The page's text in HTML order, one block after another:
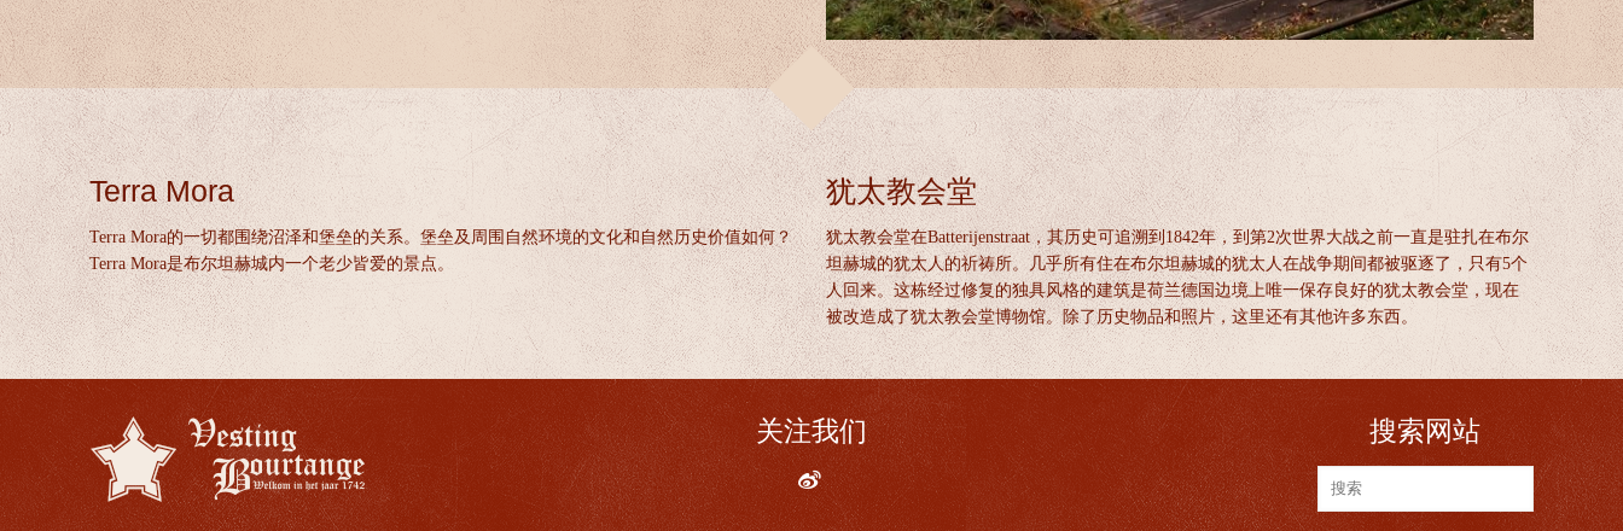
Terra Mora
Terra Mora的一切都围绕沼泽和堡垒的关系。堡垒及周围自然环境的文化和自然历史价值如何？
Terra Mora是布尔坦赫城内一个老少皆爱的景点。
犹太教会堂
犹太教会堂在Batterijenstraat，其历史可追溯到1842年，到第2次世界大战之前一直是驻扎在布尔
坦赫城的犹太人的祈祷所。几乎所有住在布尔坦赫城的犹太人在战争期间都被驱逐了，只有5个
人回来。这栋经过修复的独具风格的建筑是荷兰德国边境上唯一保存良好的犹太教会堂，现在
被改造成了犹太教会堂博物馆。除了历史物品和照片，这里还有其他许多东西。
关注我们 搜索网站